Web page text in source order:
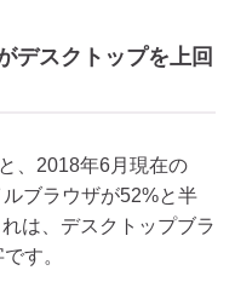
デスクトップを上回
、2018年6月現在の
ブラウザが52%と半
は、デスクトップブラ
す。